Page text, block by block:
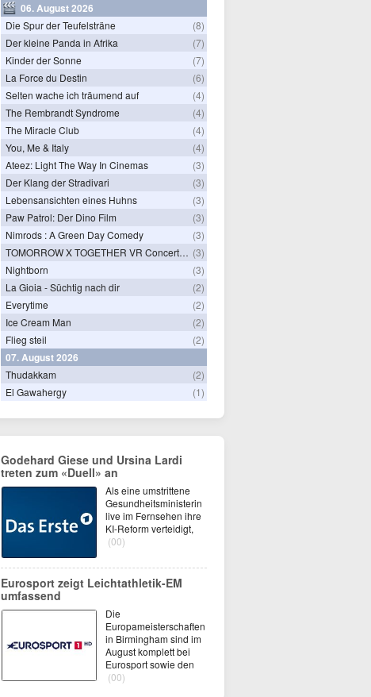
06. August 2026
Die Spur der Teufelsträne
(8)
Der kleine Panda in Afrika
(7)
Kinder der Sonne
(7)
La Force du Destin
(6)
Selten wache ich träumend auf
(4)
The Rembrandt Syndrome
(4)
The Miracle Club
(4)
You, Me & Italy
(4)
Ateez: Light The Way In Cinemas
(3)
Der Klang der Stradivari
(3)
Lebensansichten eines Huhns
(3)
Paw Patrol: Der Dino Film
(3)
Nimrods : A Green Day Comedy
(3)
TOMORROW X TOGETHER VR Concert: Endless Ride (3)
Nightborn
(3)
La Gioia - Süchtig nach dir
(2)
Everytime
(2)
Ice Cream Man
(2)
Flieg steil
(2)
07. August 2026
Thudakkam
(2)
El Gawahergy
(1)
Godehard Giese und Ursina Lardi
treten zum «Duell» an
Als eine umstrittene
Gesundheitsministerin
live im Fernsehen ihre
KI-Reform verteidigt,
(00)
Eurosport zeigt Leichtathletik-EM
umfassend
Die
Europameisterschaften
in Birmingham sind im
August komplett bei
Eurosport sowie den
(00)